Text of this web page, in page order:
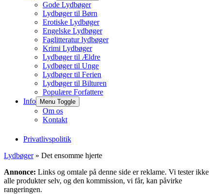
Gode Lydbøger
Lydbøger til Børn
Erotiske Lydbøger
Engelske Lydbøger
Faglitteratur lydbøger
Krimi Lydbøger
Lydbøger til Ældre
Lydbøger til Unge
Lydbøger til Ferien
Lydbøger til Bilturen
Populære Forfattere
Info
Menu Toggle
Om os
Kontakt
Privatlivspolitik
Lydbøger» Det ensomme hjerte
Annonce: Links og omtale på denne side er reklame. Vi tester ikke
alle produkter selv, og den kommission, vi får, kan påvirke
rangeringen.